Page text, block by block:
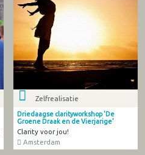
Zelfrealisatie
Driedaagse clarityworkshop 'De
Groene Draak en de Vierjarige'
Clarity voor jou!
Amsterdam